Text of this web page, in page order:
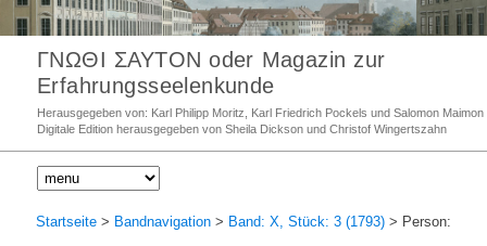
ΓΝΩΘΙ ΣΑΥΤΟΝ oder Magazin zur
Erfahrungsseelenkunde
Herausgegeben von: Karl Philipp Moritz, Karl Friedrich Pockels und Salomon Maimon
Digitale Edition herausgegeben von Sheila Dickson und Christof Wingertszahn
Startseite > Bandnavigation > Band: X, Stück: 3 (1793) > Person: